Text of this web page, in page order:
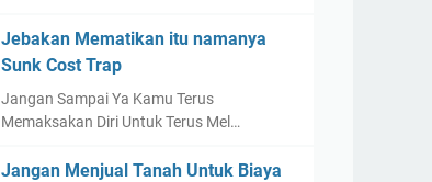
Jebakan Mematikan itu namanya
Sunk Cost Trap
Jangan Sampai Ya Kamu Terus
Memaksakan Diri Untuk Terus Mel…
Jangan Menjual Tanah Untuk Biaya